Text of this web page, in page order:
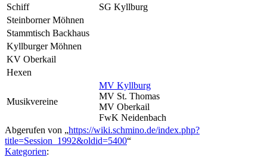
Schiff
SG Kyllburg
Steinborner Möhnen
Stammtisch Backhaus
Kyllburger Möhnen
KV Oberkail
Hexen
Musikvereine
MV Kyllburg
MV St. Thomas
MV Oberkail
FwK Neidenbach
Abgerufen von „https://wiki.schmino.de/index.php?
title=Session_1992&oldid=5400“
Kategorien: